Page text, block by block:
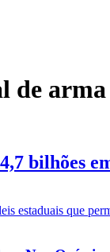
bilhões
estaduais que